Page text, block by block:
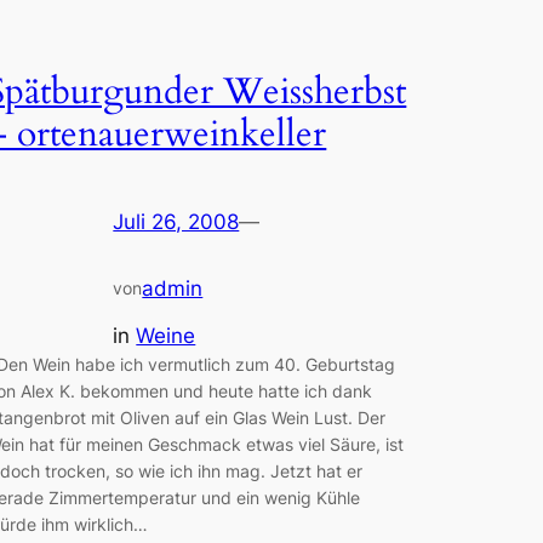
Weissherbst
ortenauerweinkeller
Juli 26, 2008—
vonadmin
inWeine
Wein habe ich vermutlich zum 40. Geburtstag
Alex K. bekommen und heute hatte ich dank
mit Oliven auf ein Glas Wein Lust. Der
hat für meinen Geschmack etwas viel Säure, ist
trocken, so wie ich ihn mag. Jetzt hat er
Zimmertemperatur und ein wenig Kühle
ihm wirklich…